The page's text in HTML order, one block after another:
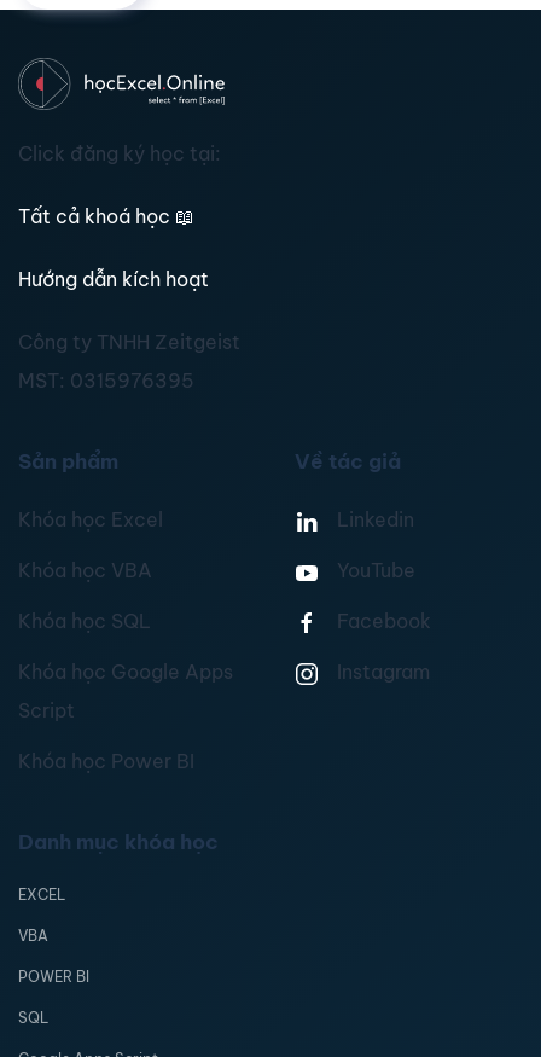
Click đăng ký học tại:
Tất cả khoá học 📖
Hướng dẫn kích hoạt
Công ty TNHH Zeitgeist
MST: 0315976395
Sản phẩm
Khóa học Excel
Khóa học VBA
Khóa học SQL
Khóa học Google Apps
Script
Khóa học Power BI
Về tác giả
Linkedin
YouTube
Facebook
Instagram
Danh mục khóa học
EXCEL
VBA
POWER BI
SQL